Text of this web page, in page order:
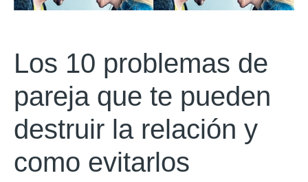
Los 10 problemas de
pareja que te pueden
destruir la relación y
como evitarlos